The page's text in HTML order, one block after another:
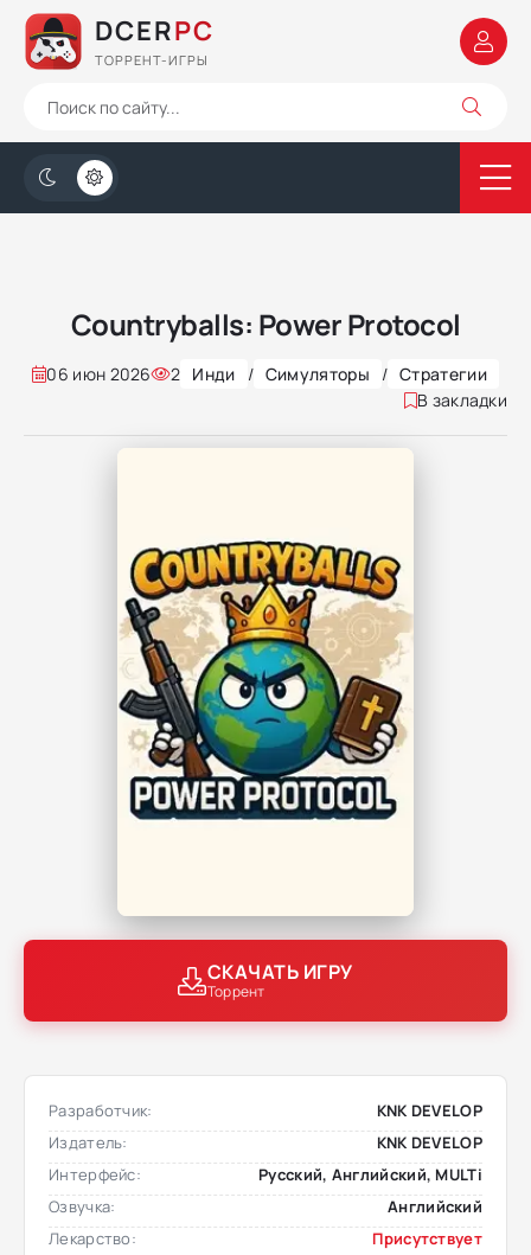
DCERPC
ТОРРЕНТ-ИГРЫ
Countryballs: Power Protocol
06 июн 2026 2 Инди / Симуляторы / Стратегии
В закладки
СКАЧАТЬ ИГРУ
Торрент
Разработчик:
KNK DEVELOP
Издатель:
KNK DEVELOP
Интерфейс:
Русский, Английский, MULTi
Озвучка:
Английский
Лекарство:
Присутствует